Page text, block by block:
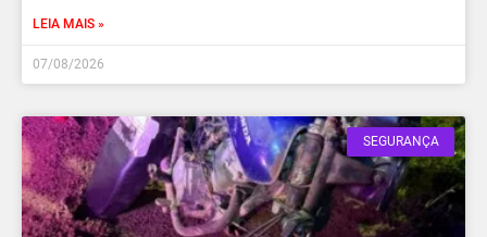
LEIA MAIS »
07/08/2026
SEGURANÇA